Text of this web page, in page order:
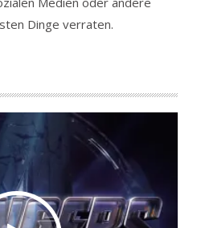
Dinge verraten.